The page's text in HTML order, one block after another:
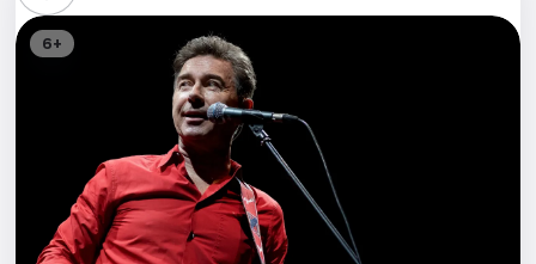
Стендап
События
6+